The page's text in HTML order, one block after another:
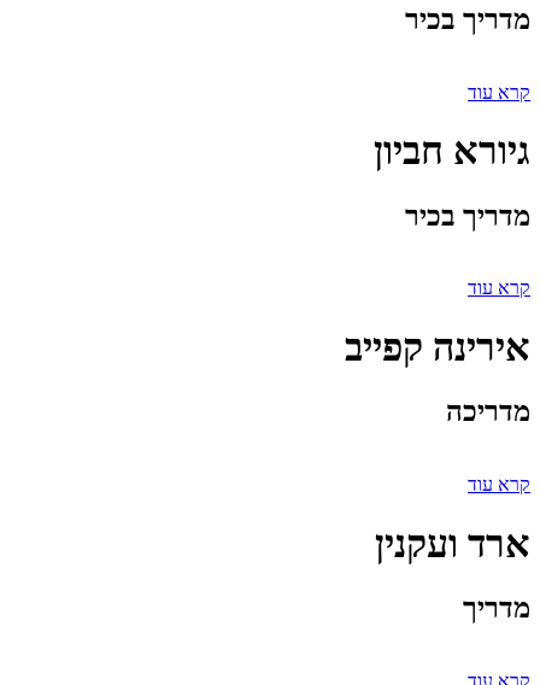
מדריך בכיר
קרא עוד
גיורא חביון
מדריך בכיר
קרא עוד
אירינה קפייב
מדריכה
קרא עוד
ארד ועקנין
מדריך
קרא עוד